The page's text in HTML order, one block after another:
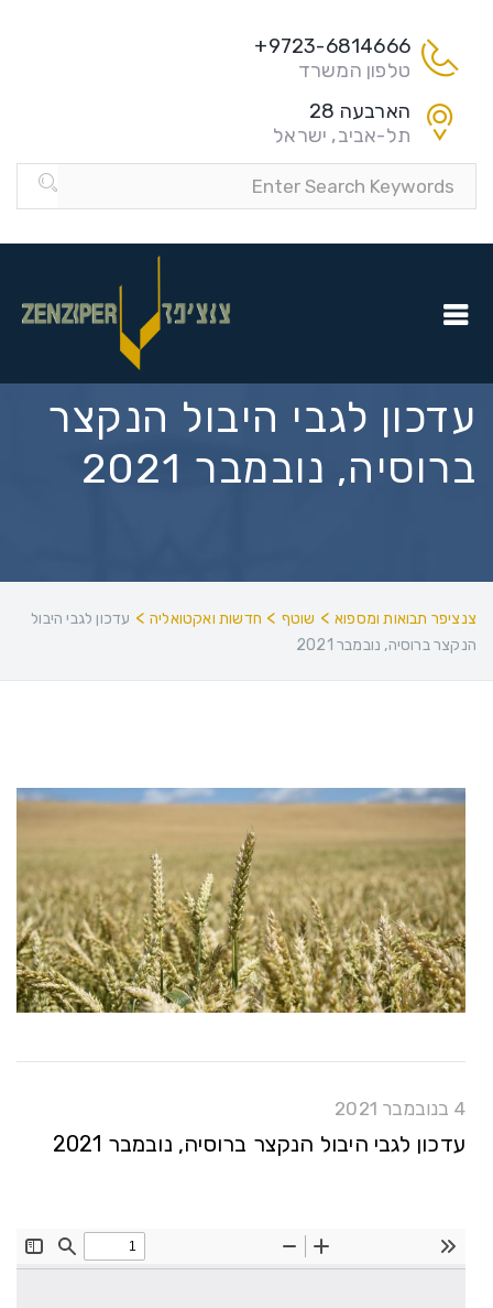
9723-6814666+
טלפון המשרד
הארבעה 28
תל-אביב, ישראל
עדכון לגבי היבול הנקצר
ברוסיה, נובמבר 2021
צנציפר תבואות ומספוא > שוטף > חדשות ואקטואליה > עדכון לגבי היבול
הנקצר ברוסיה, נובמבר 2021
4 בנובמבר 2021
עדכון לגבי היבול הנקצר ברוסיה, נובמבר 2021